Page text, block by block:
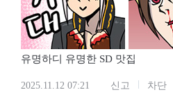
유명하디 유명한 SD 맛집
2025.11.12 07:21 신고 차단